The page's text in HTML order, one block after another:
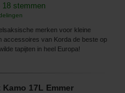
18 stemmen
merken voor kleine
accessoires van Korda de beste op
tapijten in heel Europa!
17L Emmer